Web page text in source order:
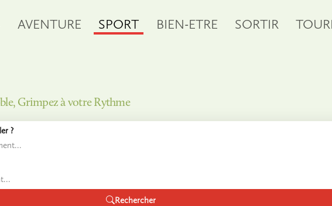
AVENTURE SPORT BIEN-ETRE SORTIR
Grimpez à votre Rythme
?
Rechercher